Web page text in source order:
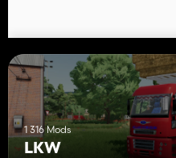
1 316 Mods
LKW